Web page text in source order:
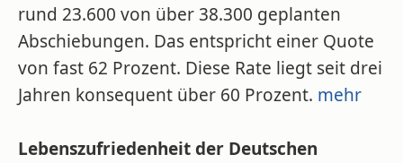
rund 23.600 von über 38.300 geplanten
Abschiebungen. Das entspricht einer Quote
von fast 62 Prozent. Diese Rate liegt seit drei
Jahren konsequent über 60 Prozent. mehr
Lebenszufriedenheit der Deutschen